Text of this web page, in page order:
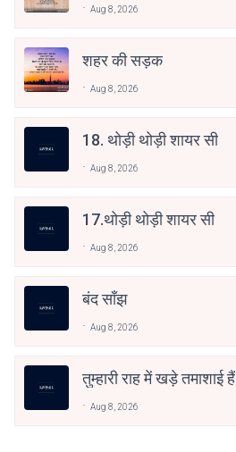
Aug 8, 2026
शहर की सड़क
Aug 8, 2026
18. थोड़ी थोड़ी शायर सी
Aug 8, 2026
17.थोड़ी थोड़ी शायर सी
Aug 8, 2026
बंद साँझ
Aug 8, 2026
तुम्हारी राह में खड़े तमाशाई हैं
Aug 8, 2026